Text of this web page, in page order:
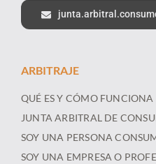
ARBITRAJE
QUÉ ES Y CÓMO FUNCIONA
JUNTA ARBITRAL DE
SOY UNA PERSONA
SOY UNA EMPRESA O